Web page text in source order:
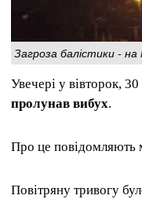
Загроза балістики - на
Увечері у вівторок,
пролунав вибух.
Про це повідомляють
Повітряну тривогу